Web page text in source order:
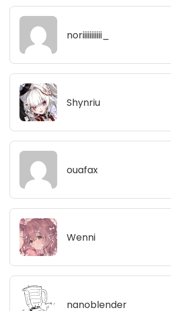
noriiiiiiiiiii_
Shynriu
ouafax
Wenni
nanoblender